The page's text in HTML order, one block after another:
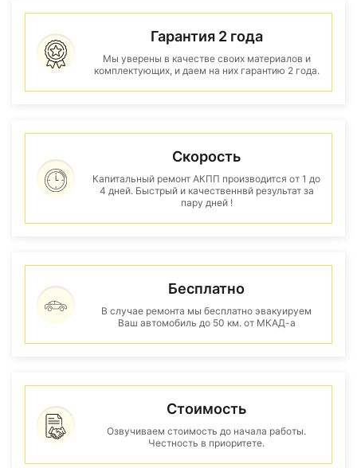
Гарантия 2 года
Мы уверены в качестве своих материалов и
комплектующих, и даем на них гарантию 2 года.
Скорость
Капитальный ремонт АКПП производится от 1 до
4 дней. Быстрый и качественнвй результат за
пару дней !
Бесплатно
В случае ремонта мы бесплатно эвакуируем
Ваш автомобиль до 50 км. от МКАД-а
Стоимость
Озвучиваем стоимость до начала работы.
Честность в приоритете.